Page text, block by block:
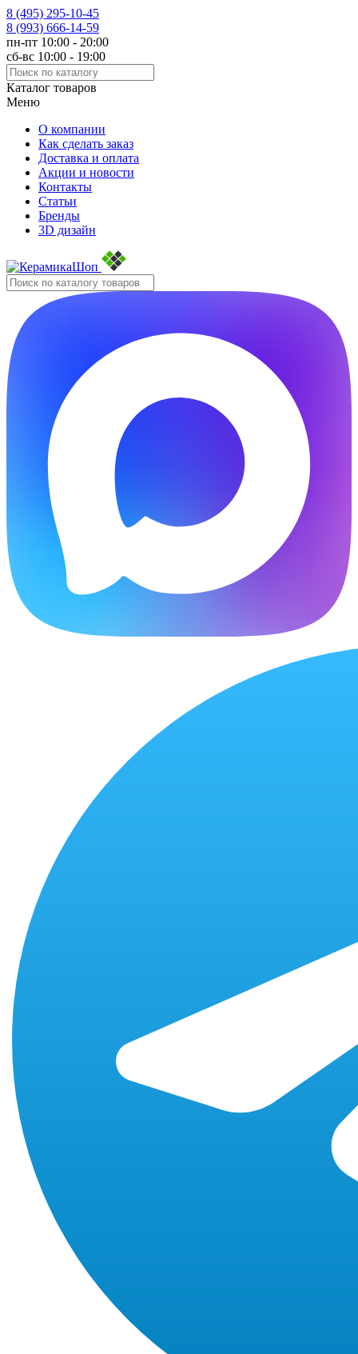
8 (495) 295-10-45
8 (993) 666-14-59
пн-пт 10:00 - 20:00
сб-вс 10:00 - 19:00
Каталог товаров
Меню
О компании
Как сделать заказ
Доставка и оплата
Акции и новости
Контакты
Статьи
Бренды
3D дизайн